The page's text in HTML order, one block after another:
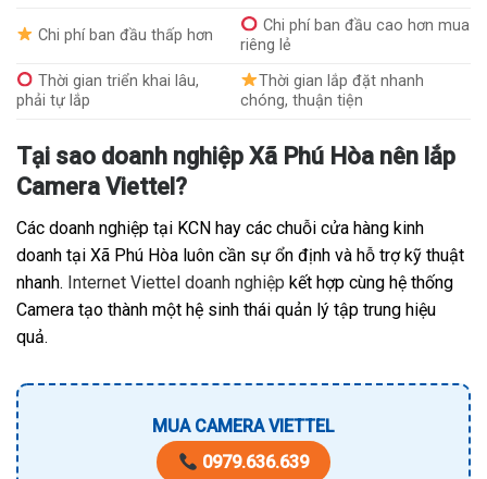
Chi phí ban đầu thấp hơn
Chi phí ban đầu cao hơn mua
riêng lẻ
Thời gian triển khai lâu,
phải tự lắp
Thời gian lắp đặt nhanh
chóng, thuận tiện
Tại sao doanh nghiệp Xã Phú Hòa nên lắp
Camera Viettel?
Các doanh nghiệp tại KCN hay các chuỗi cửa hàng kinh
doanh tại Xã Phú Hòa luôn cần sự ổn định và hỗ trợ kỹ thuật
nhanh. Internet Viettel doanh nghiệp kết hợp cùng hệ thống
Camera tạo thành một hệ sinh thái quản lý tập trung hiệu
quả.
MUA CAMERA VIETTEL
0979.636.639